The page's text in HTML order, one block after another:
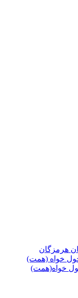
هرمزگان
خواه (همت)
خواه(همت)